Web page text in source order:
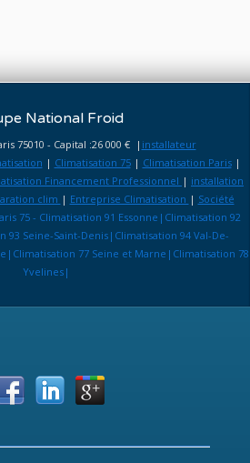
National Froid
75010 - Capital :26 000 € | installateur
| Climatisation 75| Climatisation Paris|
Financement Professionnel | installation
clim | Entreprise Climatisation | Société
75 - Climatisation 91 Essonne|Climatisation 92
93 Seine-Saint-Denis|Climatisation 94 Val-De-
77 Seine et Marne|Climatisation 78
Yvelines|